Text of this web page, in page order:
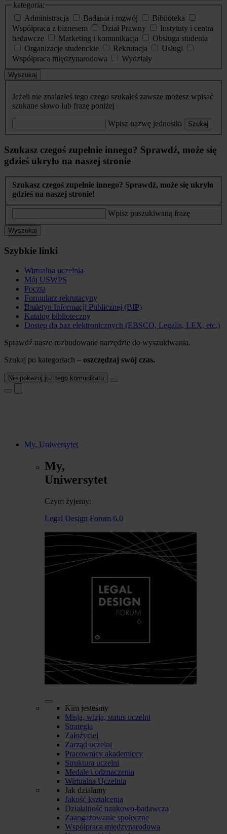
kategoria:
Administracja
Badania i rozwój
Biblioteka
Współpraca z biznesem
Dział Prawny
Instytuty i centra
badawcze
Marketing i komunikacja
Obsługa studenta
Organizacje studenckie
Rekrutacja
Usługi
Współpraca międzynarodowa
Wydziały
Wyszukaj
Jeżeli nie znalazłeś tego czego szukałeś zawsze możesz wpisać
szukane słowo lub frazę poniżej
Wpisz nazwę jednostki Szukaj
Szukasz czegoś zupełnie innego? Sprawdź, może się
gdzieś ukryło na naszej stronie
Szukasz czegoś zupełnie innego? Sprawdź, może się ukryło
gdzieś na naszej stronie!
Wpisz poszukiwaną frazę
Wyszukaj
Szybkie linki
Wirtualna uczelnia
Mój USWPS
Poczta
Formularz rekrutacyny
Biuletyn Informacji Publicznej (BIP)
Katalog biblioteczny
Dostęp do baz elektronicznych (EBSCO, Legalis, LEX, etc.)
Sprawdź nasze rozbudowane narzędzie do wyszukiwania.
Szukaj po kategoriach – oszczędzaj swój czas.
Nie pokazuj już tego komunikatu
My, Uniwersytet
My,
Uniwersytet
Czym żyjemy:
Legal Design Forum 6.0
Kim jesteśmy
Misja, wizja, status uczelni
Strategia
Założyciel
Zarząd uczelni
Pracownicy akademiccy
Struktura uczelni
Medale i odznaczenia
Wirtualna Uczelnia
Jak działamy
Jakość kształcenia
Działalność naukowo-badawcza
Zaangażowanie społeczne
Współpraca międzynarodowa